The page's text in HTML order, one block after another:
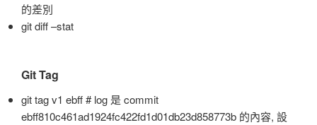
的差別
git diff –stat
Git Tag
git tag v1 ebff # log 是 commit
ebff810c461ad1924fc422fd1d01db23d858773b 的內容, 設